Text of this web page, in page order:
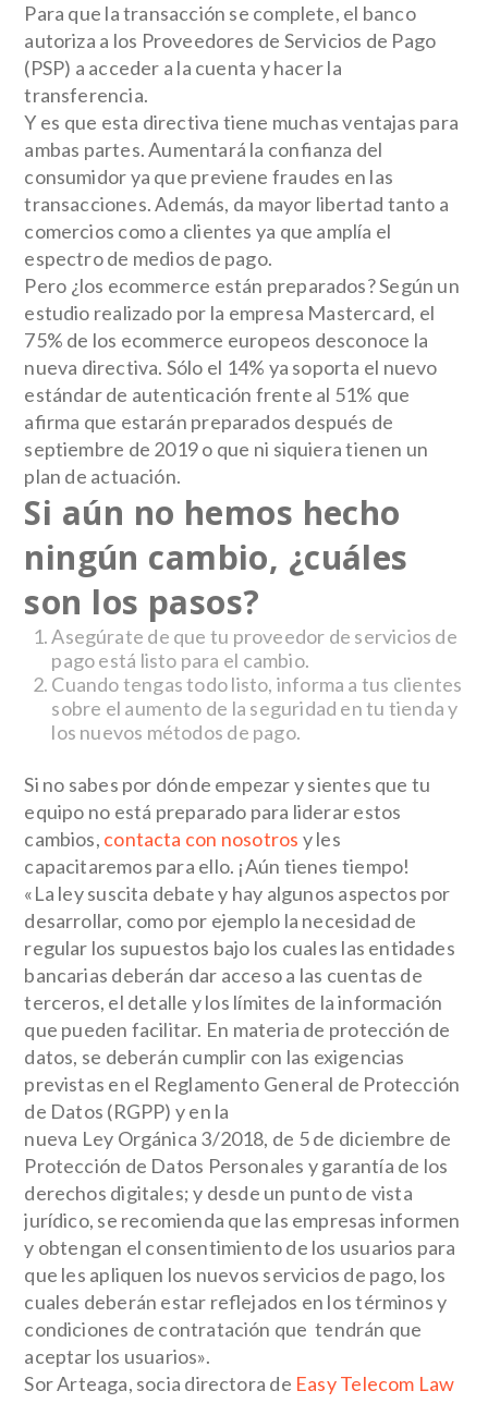
Para que la transacción se complete, el banco
autoriza a los Proveedores de Servicios de Pago
(PSP) a acceder a la cuenta y hacer la
transferencia.
Y es que esta directiva tiene muchas ventajas para
ambas partes. Aumentará la confianza del
consumidor ya que previene fraudes en las
transacciones. Además, da mayor libertad tanto a
comercios como a clientes ya que amplía el
espectro de medios de pago.
Pero ¿los ecommerce están preparados?Según un
estudio realizado por la empresa Mastercard, el
75% de los ecommerce europeos desconoce la
nueva directiva. Sólo el 14% ya soporta el nuevo
estándar de autenticación frente al 51% que
afirma que estarán preparados después de
septiembre de 2019 o que ni siquiera tienen un
plan de actuación.
Si aún no hemos hecho
ningún cambio, ¿cuáles
son los pasos?
Asegúrate de que tu proveedor de servicios de
pago está listo para el cambio.
Cuando tengas todo listo, informa a tus clientes
sobre el aumento de la seguridad en tu tienda y
los nuevos métodos de pago.
Si no sabes por dónde empezar y sientes que tu
equipo no está preparado para liderar estos
cambios, contacta con nosotros y les
capacitaremos para ello. ¡Aún tienes tiempo!
«La ley suscita debate y hay algunos aspectos por
desarrollar, como por ejemplo la necesidad de
regular los supuestos bajo los cuales las entidades
bancarias deberán dar acceso a las cuentas de
terceros, el detalle y los límites de la información
que pueden facilitar. En materia de protección de
datos, se deberán cumplir con las exigencias
previstas en el Reglamento General de Protección
de Datos (RGPP) y en la
nueva Ley Orgánica 3/2018, de 5 de diciembre de
Protección de Datos Personales y garantía de los
derechos digitales; y desde un punto de vista
jurídico, se recomienda que las empresas informen
y obtengan el consentimiento de los usuarios para
que les apliquen los nuevos servicios de pago, los
cuales deberán estar reflejados en los términos y
condiciones de contratación que tendrán que
aceptar los usuarios».
Sor Arteaga, socia directora de Easy Telecom Law